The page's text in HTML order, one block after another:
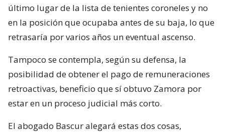
último lugar de la lista de tenientes coroneles y no
en la posición que ocupaba antes de su baja, lo que
retrasaría por varios años un eventual ascenso.
Tampoco se contempla, según su defensa, la
posibilidad de obtener el pago de remuneraciones
retroactivas, beneficio que sí obtuvo Zamora por
estar en un proceso judicial más corto.
El abogado Bascur alegará estas dos cosas,